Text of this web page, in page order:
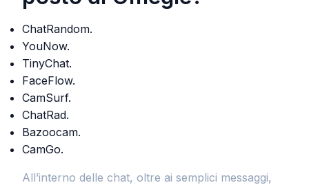
ChatRandom.
YouNow.
TinyChat.
FaceFlow.
CamSurf.
ChatRad.
Bazoocam.
CamGo.
All’interno delle chat, oltre ai semplici messaggi,